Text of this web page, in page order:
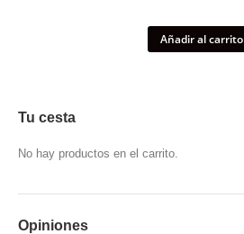
Añadir al carrito
Tu cesta
No hay productos en el carrito.
Opiniones